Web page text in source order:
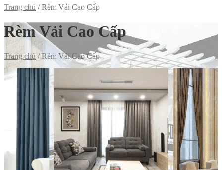
Trang chủ /Rèm Vải Cao Cấp
Rèm Vải Cao Cấp
Trang chủ/Rèm Vải Cao Cấp